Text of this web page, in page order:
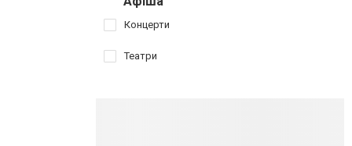
Концерти
Театри